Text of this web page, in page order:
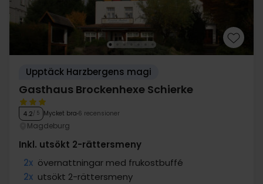
Upptäck Harzbergens magi
Gasthaus Brockenhexe Schierke
4.2/ 5 Mycket bra 6 recensioner
Magdeburg
Inkl. utsökt 2-rättersmeny
2x övernattningar med frukostbuffé
2x utsökt 2-rättersmeny